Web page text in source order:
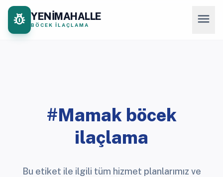
pest_control YENİMAHALLE
BÖCEK İLAÇLAMA menu
#Mamak böcek
ilaçlama
Bu etiket ile ilgili tüm hizmet planlarımız ve